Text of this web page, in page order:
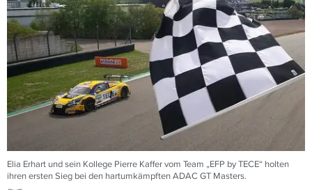
Elia Erhart und sein Kollege Pierre Kaffer vom Team „EFP by TECE“ holten
ihren ersten Sieg bei den hartumkämpften ADAC GT Masters.